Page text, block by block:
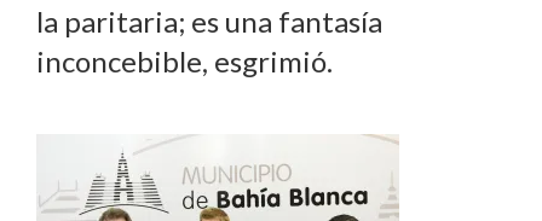
la paritaria; es una fantasía
inconcebible, esgrimió.